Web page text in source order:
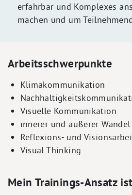
erfahrbar und Komplexes
machen und um
Arbeitsschwerpunkte
Klimakommunikation
Visuelle Kommunikation
innerer und äußerer Wandel
Reflexions- und
Visual Thinking
Mein Trainings-Ansatz